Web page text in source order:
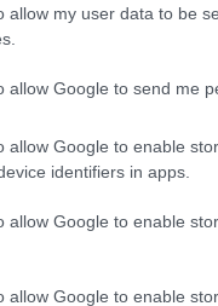
allow my user data to be
allow Google to send me
allow Google to enable
identifiers in apps.
allow Google to enable
allow Google to enable
para no
reglas claras en
distintos actores
apoyo explícito a
político. A